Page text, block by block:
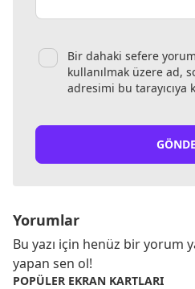
Bir dahaki sefere
kullanılmak üzere ad,
adresimi bu tarayıcıya
Yorumlar
Bu yazı için henüz bir yorum
yapan sen ol!
POPÜLER EKRAN KARTLARI